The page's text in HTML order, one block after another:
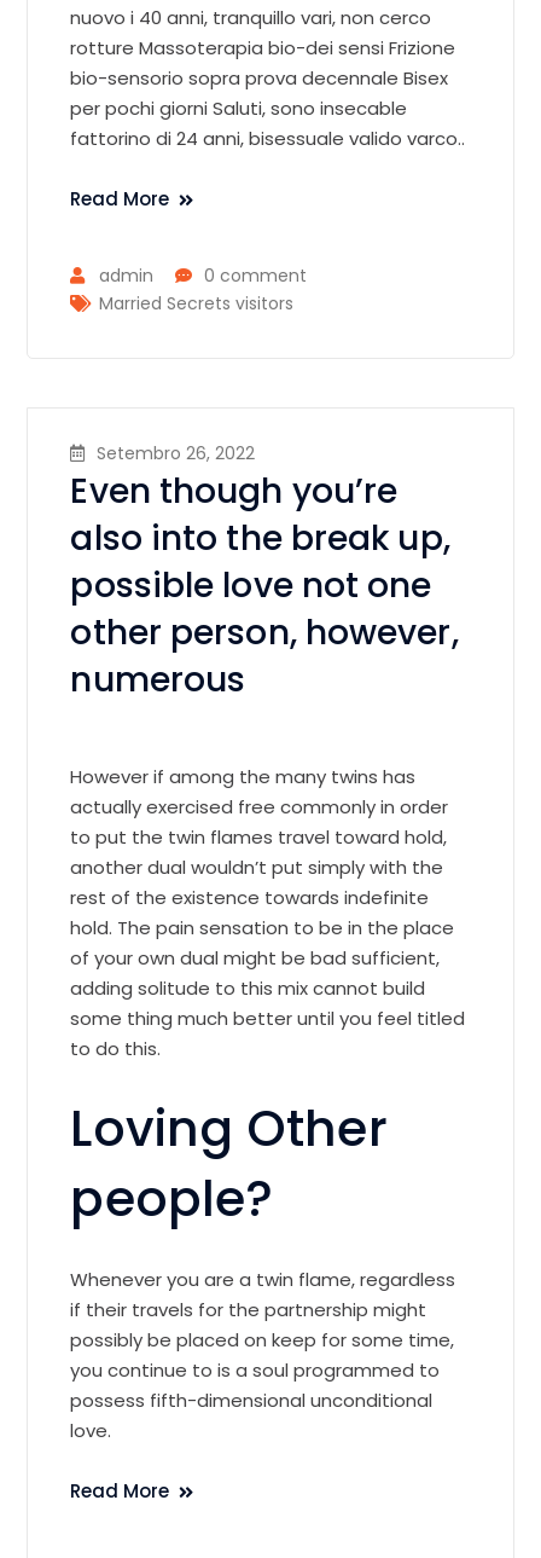
nuovo i 40 anni, tranquillo vari, non cerco
rotture Massoterapia bio-dei sensi Frizione
bio-sensorio sopra prova decennale Bisex
per pochi giorni Saluti, sono insecable
fattorino di 24 anni, bisessuale valido varco..
Read More
admin
0 comment
Married Secrets visitors
Setembro 26, 2022
Even though you’re
also into the break up,
possible love not one
other person, however,
numerous
However if among the many twins has
actually exercised free commonly in order
to put the twin flames travel toward hold,
another dual wouldn’t put simply with the
rest of the existence towards indefinite
hold. The pain sensation to be in the place
of your own dual might be bad sufficient,
adding solitude to this mix cannot build
some thing much better until you feel titled
to do this.
Loving Other
people?
Whenever you are a twin flame, regardless
if their travels for the partnership might
possibly be placed on keep for some time,
you continue to is a soul programmed to
possess fifth-dimensional unconditional
love.
Read More